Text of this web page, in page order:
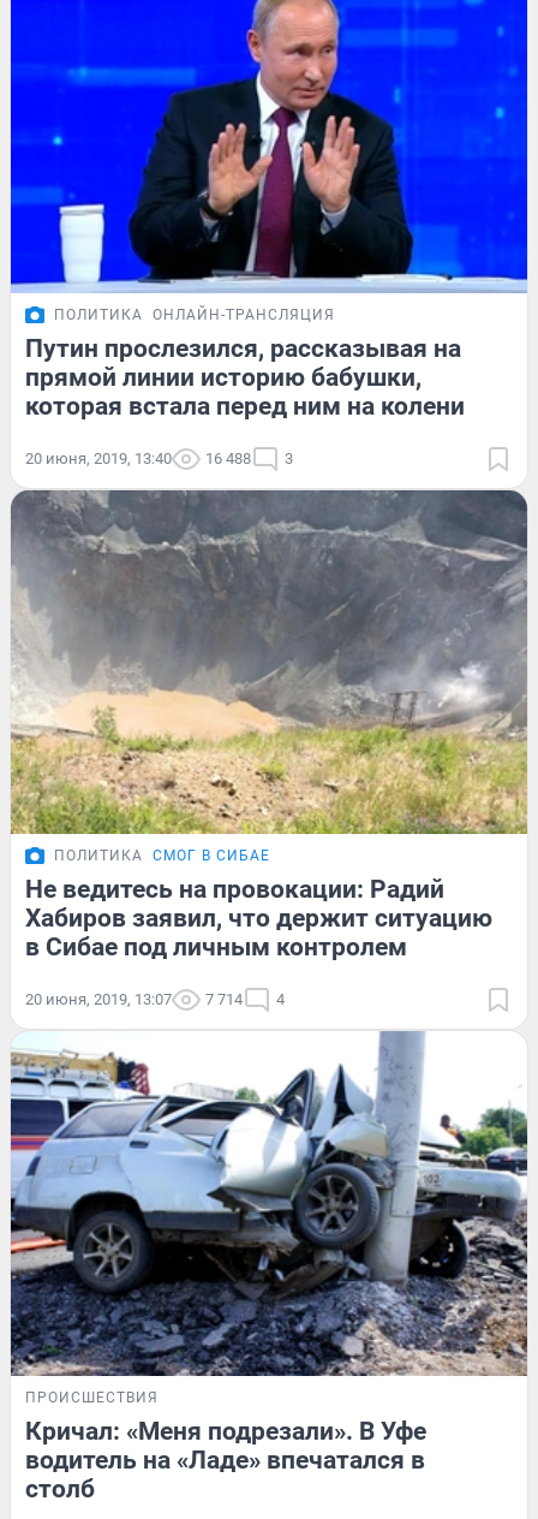
ПОЛИТИКА ОНЛАЙН-ТРАНСЛЯЦИЯ
Путин прослезился, рассказывая на
прямой линии историю бабушки,
которая встала перед ним на колени
20 июня, 2019, 13:40 16 488 3
ПОЛИТИКА СМОГ В СИБАЕ
Не ведитесь на провокации: Радий
Хабиров заявил, что держит ситуацию
в Сибае под личным контролем
20 июня, 2019, 13:07 7 714 4
ПРОИСШЕСТВИЯ
Кричал: «Меня подрезали». В Уфе
водитель на «Ладе» впечатался в
столб